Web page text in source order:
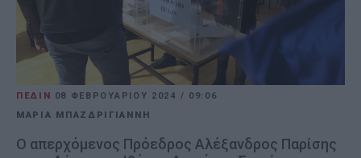
ΠΕΔΙΝ 08 ΦΕΒΡΟΥΑΡΊΟΥ 2024 / 09:06
ΜΑΡΙΑ ΜΠΑΖΔΡΙΓΙΑΝΝΗ
Ο απερχόμενος Πρόεδρος Αλέξανδρος Παρίσης